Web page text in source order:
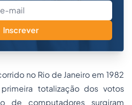
Inscrever
no Rio de Janeiro em 1982
totalização dos votos
de computadores surgiram